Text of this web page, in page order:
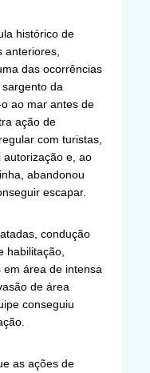
histórico de
anteriores,
das ocorrências
da
ao mar antes de
ação de
com turistas,
autorização e, ao
abandonou
escapar.
condução
habilitação,
área de intensa
de área
conseguiu
as ações de